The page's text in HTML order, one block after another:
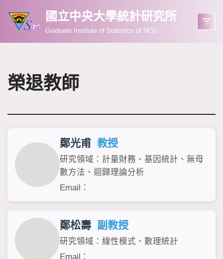
Skip
國立中央大學統計研究所
Graduate Institute of Statistics of NCU
榮退教師
鄭光甫 教授
研究領域：計量財務、基因統計、無母
數方法、迴歸理論分析
Email：
鄭松壽 副教授
研究領域：線性模式、數理統計
Email：